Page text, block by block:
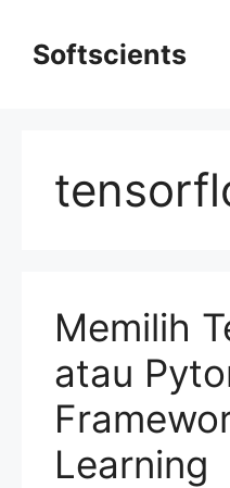
contentSoftscients
Memilih
atau
Learning